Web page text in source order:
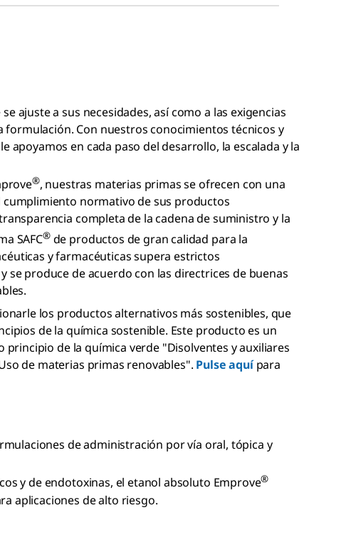
ajuste a sus necesidades, así como a las exigencias
Con nuestros conocimientos técnicos y
apoyamos en cada paso del desarrollo, la escalada y la
®, nuestras materias primas se ofrecen con una
normativo de sus productos
completa de la cadena de suministro y la
SAFC®de productos de gran calidad para la
y farmacéuticas supera estrictos
se produce de acuerdo con las directrices de buenas
los productos alternativos más sostenibles, que
de la química sostenible. Este producto es un
de la química verde "Disolventes y auxiliares
de materias primas renovables". Pulse aquípara
de administración por vía oral, tópica y
y de endotoxinas, el etanol absoluto Emprove®
aplicaciones de alto riesgo.